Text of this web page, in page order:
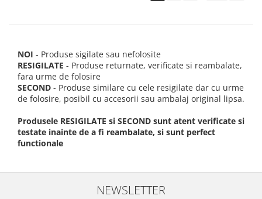
NOI - Produse sigilate sau nefolosite
RESIGILATE - Produse returnate, verificate si reambalate,
fara urme de folosire
SECOND - Produse similare cu cele resigilate dar cu urme
de folosire, posibil cu accesorii sau ambalaj original lipsa.
Produsele RESIGILATE si SECOND sunt atent verificate si
testate inainte de a fi reambalate, si sunt perfect
functionale
NEWSLETTER